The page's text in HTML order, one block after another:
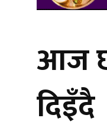
आज
दिइँदै